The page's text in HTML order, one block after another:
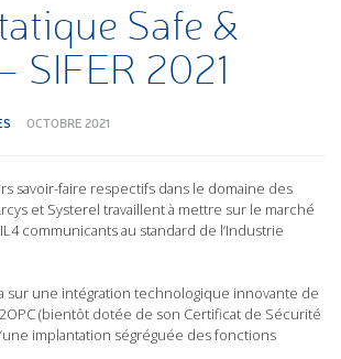
Safe &
SIFER 2021
OCTOBRE 2021
savoir-faire respectifs dans le domaine des
et Systerel travaillent à mettre sur le marché
communicants au standard de l’Industrie
sur une intégration technologique innovante de
(bientôt dotée de son Certificat de Sécurité
implantation ségréguée des fonctions